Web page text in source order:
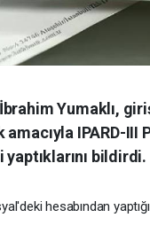
İbrahim Yumaklı,
amacıyla IPARD-
bildirdi.
hesabından